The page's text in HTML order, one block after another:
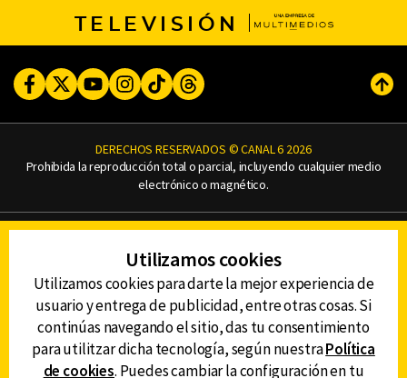
TELEVISIÓN
FacebookTwitterYoutubeInstagram
TikTokThreads
DERECHOS RESERVADOS © CANAL 6 2026
Prohibida la reproducción total o parcial, incluyendo cualquier medio
electrónico o magnético.
AVISO DE PRIVACIDAD
AVISO LEGAL
DEFENSORÍA DE LAS AUDIENCIAS
Utilizamos cookies
Utilizamos cookies para darte la mejor experiencia de
usuario y entrega de publicidad, entre otras cosas. Si
continúas navegando el sitio, das tu consentimiento
para utilitzar dicha tecnología, según nuestraPolítica
de cookies. Puedes cambiar la configuración en tu